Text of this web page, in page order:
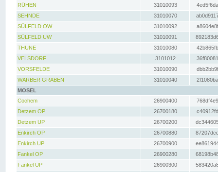
RÜHEN
31010093
SEHNDE
31010070
SÜLFELD OW
31010092
SÜLFELD UW
31010091
THUNE
31010080
VELSDORF
3101012
VORSFELDE
31010090
WARBER GRABEN
31010040
MOSEL
Cochem
26900400
Detzem OP
26700180
Detzem UP
26700200
Enkirch OP
26700880
Enkirch UP
26700900
Fankel OP
26900280
Fankel UP
26900300